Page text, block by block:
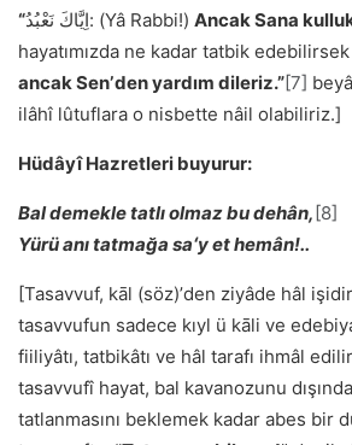
“ اِيَّاكَ نَعْبُدُ: (Yâ Rabbi!) Ancak Sana
hayatımızda ne kadar tatbik edebilirsek
ancak Senʼden yardım dileriz.”[7]
ilâhî lûtuflara o nisbette nâil olabiliriz.]
Hüdâyî Hazretleri buyurur:
Bal demekle tatlı olmaz bu dehân,[8]
Yürü anı tatmağa saʻy et hemân!..
[Tasavvuf, kāl (söz)ʼden ziyâde hâl
tasavvufun sadece kıyl ü kāli ve
fiiliyâtı, tatbikâtı ve hâl tarafı ihmâl
tasavvufî hayat, bal kavanozunu
tatlanmasını beklemek kadar abes bir